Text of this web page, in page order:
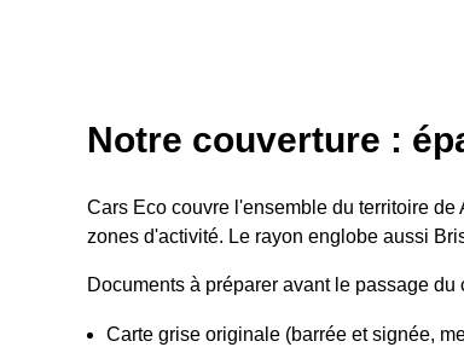
Notre couverture :
Cars Eco couvre l'ensemble du territoire
zones d'activité. Le rayon englobe aussi
Documents à préparer avant le passage du
Carte grise originale (barrée et signée,